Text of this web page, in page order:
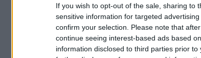
If you wish to opt-out of the sale, sharing to
sensitive information for targeted
confirm your selection. Please note that
continue seeing interest-based ads based
information disclosed to third parties prior